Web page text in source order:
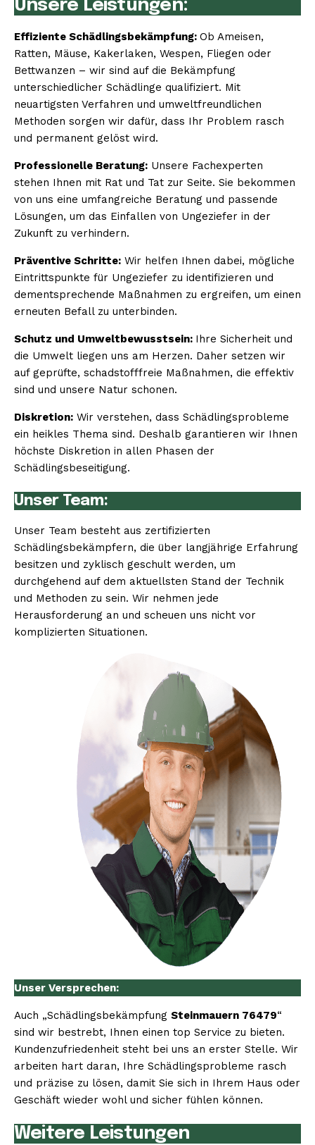
Unsere Leistungen:
Effiziente Schädlingsbekämpfung: Ob Ameisen,
Ratten, Mäuse, Kakerlaken, Wespen, Fliegen oder
Bettwanzen – wir sind auf die Bekämpfung
unterschiedlicher Schädlinge qualifiziert. Mit
neuartigsten Verfahren und umweltfreundlichen
Methoden sorgen wir dafür, dass Ihr Problem rasch
und permanent gelöst wird.
Professionelle Beratung: Unsere Fachexperten
stehen Ihnen mit Rat und Tat zur Seite. Sie bekommen
von uns eine umfangreiche Beratung und passende
Lösungen, um das Einfallen von Ungeziefer in der
Zukunft zu verhindern.
Präventive Schritte: Wir helfen Ihnen dabei, mögliche
Eintrittspunkte für Ungeziefer zu identifizieren und
dementsprechende Maßnahmen zu ergreifen, um einen
erneuten Befall zu unterbinden.
Schutz und Umweltbewusstsein: Ihre Sicherheit und
die Umwelt liegen uns am Herzen. Daher setzen wir
auf geprüfte, schadstofffreie Maßnahmen, die effektiv
sind und unsere Natur schonen.
Diskretion: Wir verstehen, dass Schädlingsprobleme
ein heikles Thema sind. Deshalb garantieren wir Ihnen
höchste Diskretion in allen Phasen der
Schädlingsbeseitigung.
Unser Team:
Unser Team besteht aus zertifizierten
Schädlingsbekämpfern, die über langjährige Erfahrung
besitzen und zyklisch geschult werden, um
durchgehend auf dem aktuellsten Stand der Technik
und Methoden zu sein. Wir nehmen jede
Herausforderung an und scheuen uns nicht vor
komplizierten Situationen.
Unser Versprechen:
Auch „Schädlingsbekämpfung Steinmauern 76479“
sind wir bestrebt, Ihnen einen top Service zu bieten.
Kundenzufriedenheit steht bei uns an erster Stelle. Wir
arbeiten hart daran, Ihre Schädlingsprobleme rasch
und präzise zu lösen, damit Sie sich in Ihrem Haus oder
Geschäft wieder wohl und sicher fühlen können.
Weitere Leistungen